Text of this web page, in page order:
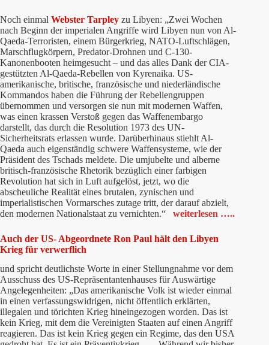
Noch einmal Webster Tarpley zu Libyen: „Zwei Wochen
nach Beginn der imperialen Angriffe wird Libyen nun von Al-
Qaeda-Terroristen, einem Bürgerkrieg, NATO-Luftschlägen,
Marschflugkörpern, Predator-Drohnen und C-130-
Kanonenbooten heimgesucht – und das alles Dank der CIA-
gestützten Al-Qaeda-Rebellen von Kyrenaika. US-
amerikanische, britische, französische und niederländische
Kommandos haben die Führung der Rebellengruppen
übernommen und versorgen sie nun mit modernen Waffen,
was einen krassen Verstoß gegen das Waffenembargo
darstellt, das durch die Resolution 1973 des UN-
Sicherheitsrats erlassen wurde. Darüberhinaus stiehlt Al-
Qaeda auch eigenständig schwere Waffensysteme, wie der
Präsident des Tschads meldete. Die umjubelte und alberne
britisch-französische Rhetorik bezüglich einer farbigen
Revolution hat sich in Luft aufgelöst, jetzt, wo die
abscheuliche Realität eines brutalen, zynischen und
imperialistischen Vormarsches zutage tritt, der darauf abzielt,
den modernen Nationalstaat zu vernichten.“ weiterlesen …..
Auch der US- Abgeordnete Ron Paul hält den Libyen
Krieg für verwerflich
und spricht deutlichste Worte in einer Stellungnahme vor dem
Ausschuss des US-Repräsentantenhauses für Auswärtige
Angelegenheiten: „Das amerikanische Volk ist wieder einmal
in einen verfassungswidrigen, nicht öffentlich erklärten,
illegalen und törichten Krieg hineingezogen worden. Das ist
kein Krieg, mit dem die Vereinigten Staaten auf einen Angriff
reagieren. Das ist kein Krieg gegen ein Regime, das den USA